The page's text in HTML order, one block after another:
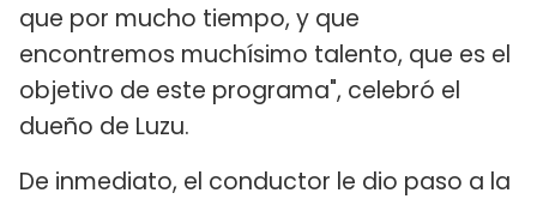
que por mucho tiempo, y que
encontremos muchísimo talento, que es el
objetivo de este programa", celebró el
dueño de Luzu.
De inmediato, el conductor le dio paso a la